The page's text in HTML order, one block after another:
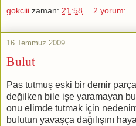
gokciii zaman: 21:58 2 yorum:
16 Temmuz 2009
Bulut
Pas tutmuş eski bir demir
değilken bile işe yaramayan
onu elimde tutmak için
bulutun yavaşça dağılışını